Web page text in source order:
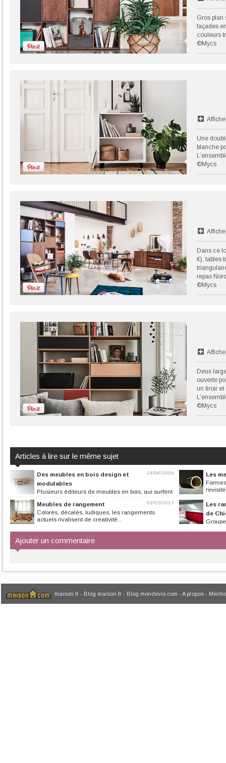
Gros plan
façades
couleurs
©Mycs
Une
blanche
©Mycs
Dans ce
€), tables
repas
©Mycs
Deux
ouverte
un tiroir et
©Mycs
Articles à lire sur le même sujet
24/06/2009
Des meubles en bois design et
modulables
Plusieurs éditeurs de meubles en bois, qui surfent
sur la vague écolo,...
Les
02/05/2017
Meubles de rangement
Colorés, décalés, ludiques, les rangements
actuels rivalisent de créativité...
Les
de
Ajouter un commentaire
maison.fr - Blog maison.fr - Blog mondevis.com - A propos -